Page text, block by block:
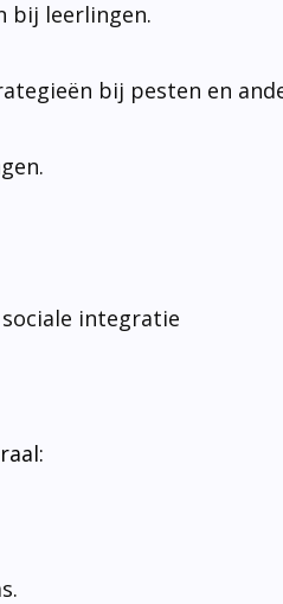
bij leerlingen.
bij pesten en
integratie